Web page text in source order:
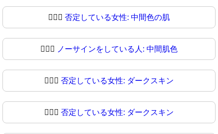
🙅🏾‍♀️ 否定している女性: 中間色の肌
🙅🏾‍♀ ノーサインをしている人: 中間肌色
🙅🏿‍♀️ 否定している女性: ダークスキン
🙅🏿‍♀ 否定している女性: ダークスキン